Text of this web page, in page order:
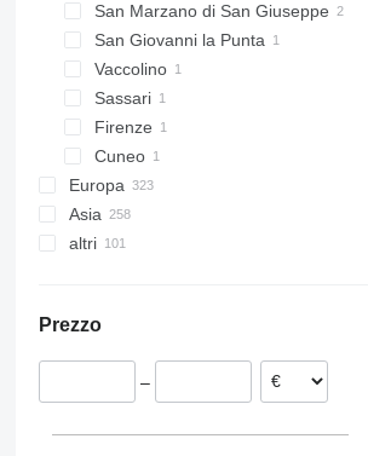
San Marzano di San Giuseppe
San Giovanni la Punta
Vaccolino
Sassari
Firenze
Cuneo
Europa
Germania
Austria
Repubblica Ceca
Asia
Uzbekistan
Kirghizistan
altri
Prezzo
–